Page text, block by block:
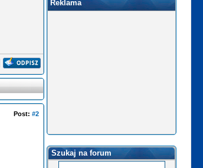
Post:#2
Reklama
Szukaj na forum